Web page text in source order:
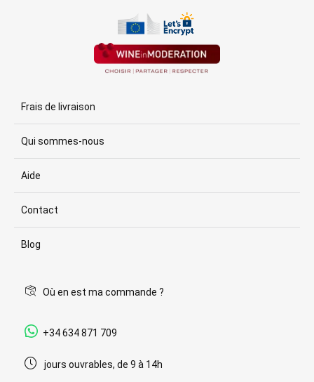
Frais de livraison
Qui sommes-nous
Aide
Contact
Blog
Où en est ma commande ?
+34 634 871 709
jours ouvrables, de 9 à 14h